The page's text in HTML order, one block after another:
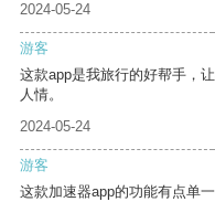
2024-05-24
游客
这款app是我旅行的好帮手，
人情。
2024-05-24
游客
这款加速器app的功能有点单